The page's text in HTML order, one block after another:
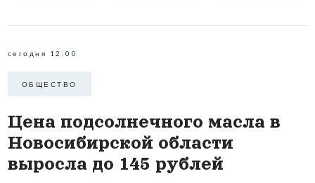
сегодня 12:00
ОБЩЕСТВО
Цена подсолнечного масла в
Новосибирской области
выросла до 145 рублей